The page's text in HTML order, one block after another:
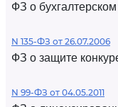
ФЗ о бухгалтерском
N 135-ФЗ от 26.07.2006
ФЗ о защите
N 99-ФЗ от 04.05.2011